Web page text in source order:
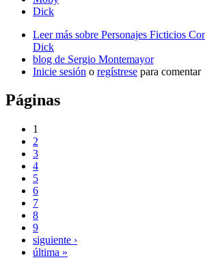
Dick
Leer más sobre Personajes Ficticios
Dick
blog de Sergio Montemayor
Inicie sesión o regístrese para comentar
Páginas
1
2
3
4
5
6
7
8
9
siguiente ›
última »